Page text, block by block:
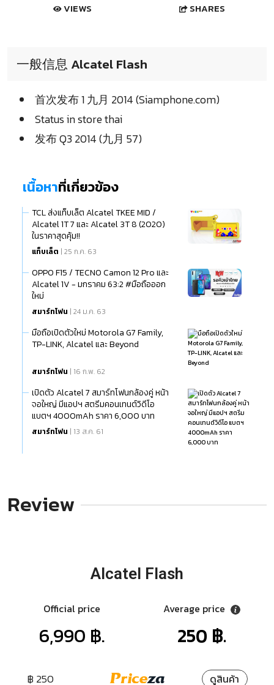
VIEWS SHARES
一般信息 Alcatel Flash
首次发布 1 九月 2014 (Siamphone.com)
Status in store thai
发布 Q3 2014 (九月 57)
เนื้อหาที่เกี่ยวข้อง
TCL ส่งแท็บเล็ต Alcatel TKEE MID /
Alcatel 1T 7 และ Alcatel 3T 8 (2020)
ในราคาสุดคุ้ม!!
แท็บเล็ต | 25 ก.ค. 63
OPPO F15 / TECNO Camon 12 Pro และ
Alcatel 1V - มกราคม 63:2 #มือถือออก
ใหม่
สมาร์ทโฟน | 24 ม.ค. 63
มือถือเปิดตัวใหม่ Motorola G7 Family,
TP-LINK, Alcatel และ Beyond
สมาร์ทโฟน | 16 ก.พ. 62
เปิดตัว Alcatel 7 สมาร์ทโฟนกล้องคู่ หน้า
จอใหญ่ มีแอปฯ สตรีมคอนเทนต์วิดีโอ
แบตฯ 4000mAh ราคา 6,000 บาท
สมาร์ทโฟน | 13 ส.ค. 61
Review
Alcatel Flash
Official price
6,990 ฿.
Average price
250 ฿.
฿ 250 ดูสินค้า